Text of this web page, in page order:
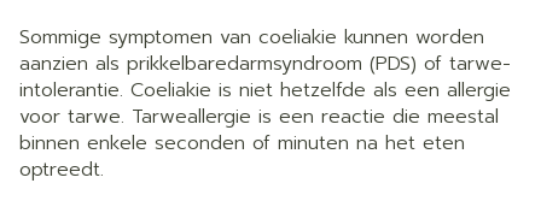
Sommige symptomen van coeliakie kunnen worden
aanzien als prikkelbaredarmsyndroom (PDS) of tarwe-
intolerantie. Coeliakie is niet hetzelfde als een allergie
voor tarwe. Tarweallergie is een reactie die meestal
binnen enkele seconden of minuten na het eten
optreedt.